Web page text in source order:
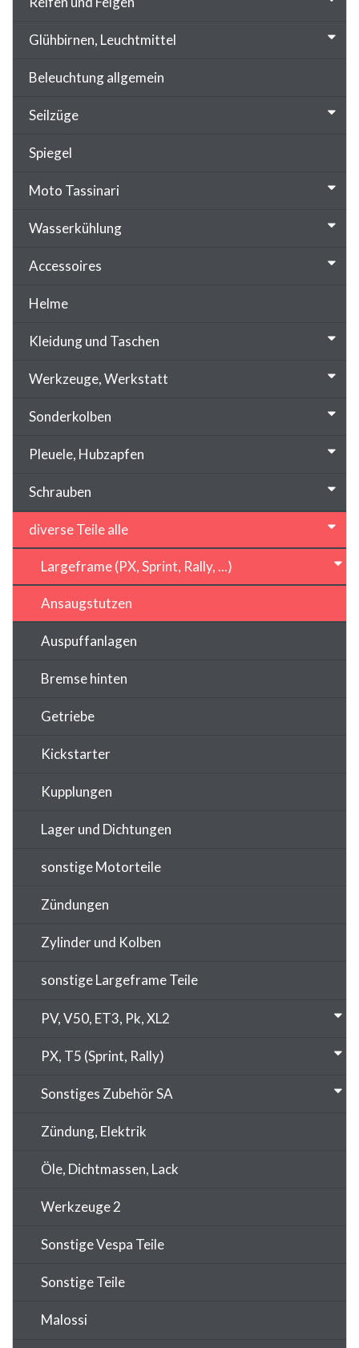
Glühbirnen, Leuchtmittel
Beleuchtung allgemein
Seilzüge
Spiegel
Moto Tassinari
Wasserkühlung
Accessoires
Helme
Kleidung und Taschen
Werkzeuge, Werkstatt
Sonderkolben
Pleuele, Hubzapfen
Schrauben
diverse Teile alle
Largeframe (PX, Sprint, Rally, ...)
Ansaugstutzen
Auspuffanlagen
Bremse hinten
Getriebe
Kickstarter
Kupplungen
Lager und Dichtungen
sonstige Motorteile
Zündungen
Zylinder und Kolben
sonstige Largeframe Teile
PV, V50, ET3, Pk, XL2
PX, T5 (Sprint, Rally)
Sonstiges Zubehör SA
Zündung, Elektrik
Öle, Dichtmassen, Lack
Werkzeuge 2
Sonstige Vespa Teile
Sonstige Teile
Malossi